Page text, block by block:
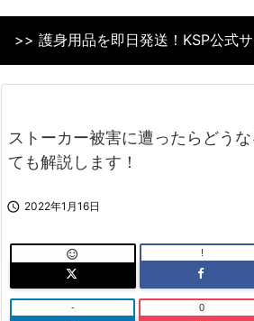
>> 護身用品を即日発送！KSP公式
ストーカー被害に遭ったらどう
ても解説します！
 2022年1月16日
 !
- 0